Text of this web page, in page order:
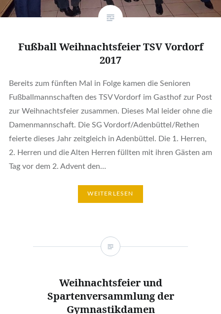
Fußball Weihnachtsfeier TSV Vordorf
2017
Bereits zum fünften Mal in Folge kamen die Senioren
Fußballmannschaften des TSV Vordorf im Gasthof zur Post
zur Weihnachtsfeier zusammen. Dieses Mal leider ohne die
Damenmannschaft. Die SG Vordorf/Adenbüttel/Rethen
feierte dieses Jahr zeitgleich in Adenbüttel. Die 1. Herren,
2. Herren und die Alten Herren füllten mit ihren Gästen am
Tag vor dem 2. Advent den…
WEITERLESEN
Weihnachtsfeier und
Spartenversammlung der
Gymnastikdamen